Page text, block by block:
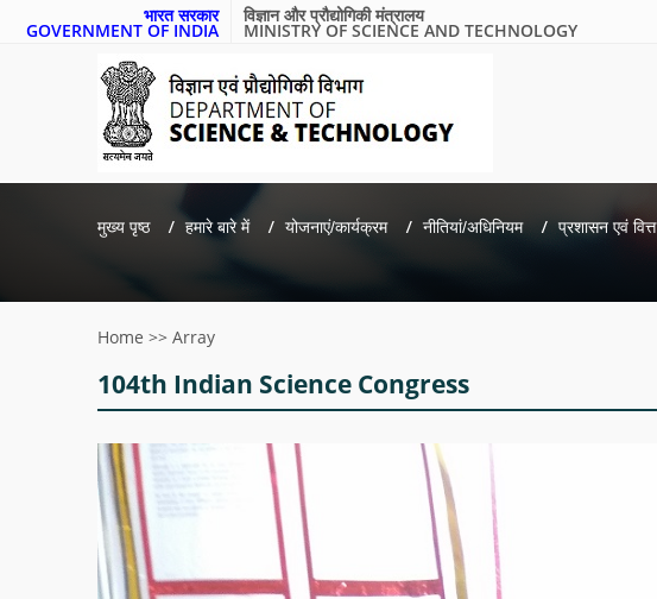
भारत सरकार
GOVERNMENT OF INDIA
विज्ञान और प्रौद्योगिकी मंत्रालय
MINISTRY OF SCIENCE AND TECHNOLOGY
मुख्य पृष्ठ हमारे बारे में योजनाएं/कार्यक्रम नीतियां/अधिनियम प्रशासन एवं वित्त
Home >> Array
104th Indian Science Congress